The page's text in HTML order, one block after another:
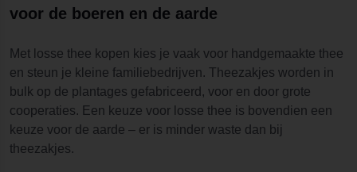
voor de boeren en de aarde
Met losse thee kopen kies je vaak voor handgemaakte thee
en steun je kleine familiebedrijven. Theezakjes worden in
bulk op de plantages gefabriceerd, voor en door grote
cooperaties. Een keuze voor losse thee is bovendien een
keuze voor de aarde – er is minder waste dan bij
theezakjes.